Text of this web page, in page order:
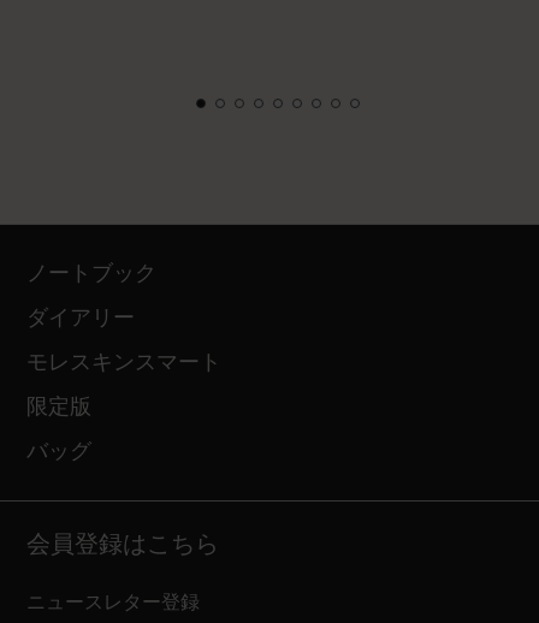
ノートブック
ダイアリー
モレスキンスマート
限定版
バッグ
会員登録はこちら
ニュースレター登録